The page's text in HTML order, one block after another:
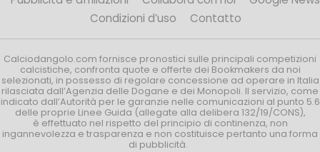
Condizioni d’uso
Contatto
Calciodangolo.com fornisce pronostici sulle principali competizioni
calcistiche, confronta quote e offerte dei Bookmakers da noi
selezionati, in possesso di regolare concessione ad operare in Italia
rilasciata dall’Agenzia delle Dogane e dei Monopoli. Il servizio, come
indicato dall’Autorità per le garanzie nelle comunicazioni al punto 5.6
delle proprie Linee Guida (allegate alla delibera 132/19/CONS),
è effettuato nel rispetto del principio di continenza, non
ingannevolezza e trasparenza e non costituisce pertanto una forma
di pubblicità.